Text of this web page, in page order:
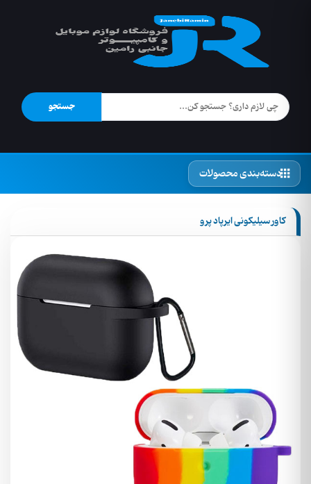
جستجو
دسته‌بندی محصولات
کاور سیلیکونی ایرپاد پرو